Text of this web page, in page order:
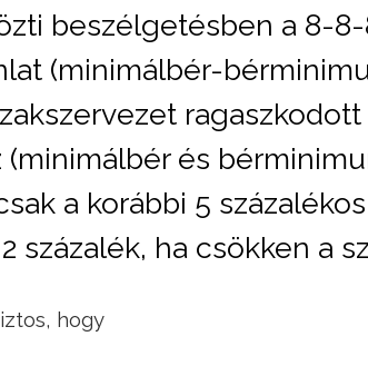
beszélgetésben a 8-8-
(minimálbér-
ragaszkodott
(minimálbér és
a korábbi 5
százalék, ha csökken a
hogy